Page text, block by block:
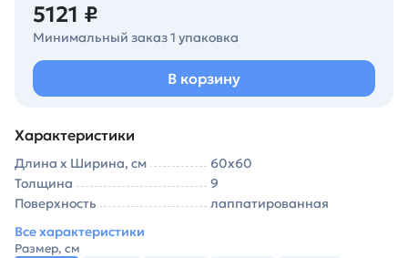
5121 ₽
Минимальный заказ 1 упаковка
В корзину
Характеристики
Длина х Ширина, см
60х60
Толщина
9
Поверхность
лаппатированная
Все характеристики
Размер, см